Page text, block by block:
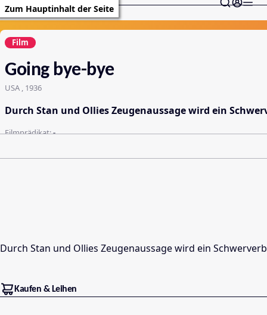
Zum Hauptinhalt der Seite
Film
Going bye-bye
USA , 1936
Durch Stan und Ollies Zeugenaussage wird ein
Filmprädikat:-
Durch Stan und Ollies Zeugenaussage wird ein
Kaufen & Leihen